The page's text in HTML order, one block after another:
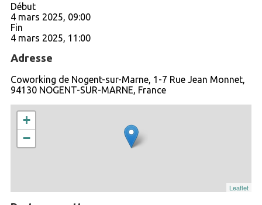
Début
4 mars 2025, 09:00
Fin
4 mars 2025, 11:00
Adresse
Coworking de Nogent-sur-Marne, 1-7 Rue Jean Monnet,
94130 NOGENT-SUR-MARNE, France
+
−
Leaflet